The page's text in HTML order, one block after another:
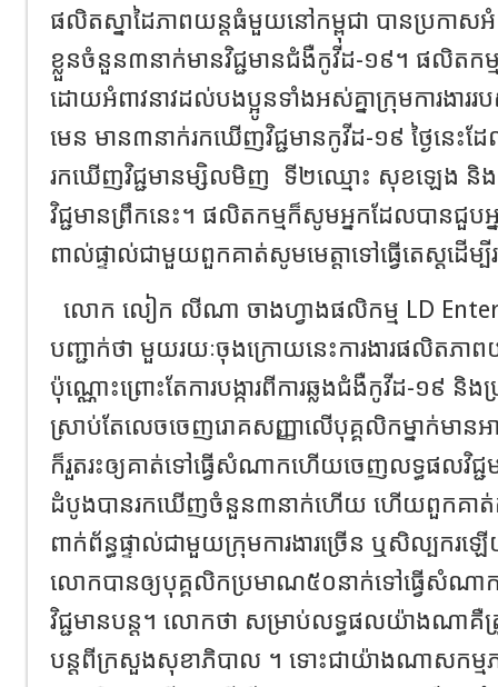
ផលិតស្នាដៃភាពយន្តធំមួយនៅកម្ពុជា បានប្រកាស
ខ្លួនចំនួន៣នាក់មានវិជ្ជមានជំងឺកូវីដ-១៩។ ផលិតកម្ម
ដោយអំពាវនាវដល់បងប្អូនទាំងអស់គ្នាក្រុមការងា
មេន មាន៣នាក់រកឃើញវិជ្ជមានកូវីដ-១៩ ថ្ងៃនេ
រកឃើញវិជ្ជមានម្សិលមិញ ទី២ឈ្មោះ សុខឡេង និ
វិជ្ជមានព្រឹកនេះ។ ផលិតកម្មក៏សូមអ្នកដែលបានជួប
ពាល់ផ្ទាល់ជាមួយពួកគាត់សូមមេត្តាទៅធ្វើតេស្តដើម្
លោក លៀក លីណា ចាងហ្វាងផលិកម្ម LD
បញ្ជាក់ថា មួយរយៈចុងក្រោយនេះការងារផលិតភា
ប៉ុណ្ណោះព្រោះតែការបង្ការពីការឆ្លងជំងឺកូវីដ-១៩ និង
ស្រាប់តែលេចចេញរោគសញ្ញាលើបុគ្គលិកម្នាក់មាន
ក៏រួតរះឲ្យគាត់ទៅធ្វើសំណាកហើយចេញលទ្ធផលវិជ្
ដំបូងបានរកឃើញចំនួន៣នាក់ហើយ ហើយពួកគាត់
ពាក់ព័ន្ធផ្ទាល់ជាមួយក្រុមការងារច្រើន ឬសិល្បក
លោកបានឲ្យបុគ្គលិកប្រមាណ៥០នាក់ទៅធ្វើសំណាកដ
វិជ្ជមានបន្ត។ លោកថា សម្រាប់លទ្ធផលយ៉ាងណាគឺត្រូ
បន្តពីក្រសួងសុខាភិបាល ។ ទោះជាយ៉ាងណាសកម្ម